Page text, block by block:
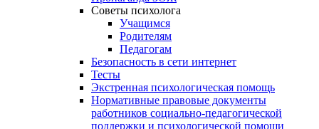
Советы психолога
Учащимся
Родителям
Педагогам
Безопасность в сети интернет
Тесты
Экстренная психологическая помощь
Нормативные правовые документы
работников социально-педагогической
поддержки и психологической помощи